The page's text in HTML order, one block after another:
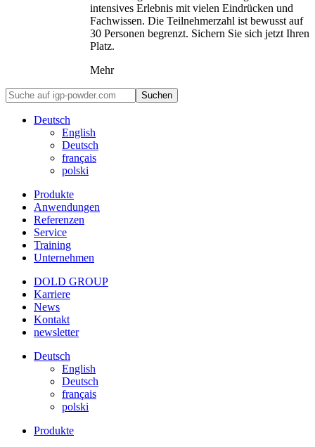
intensives Erlebnis mit vielen Eindrücken und
Fachwissen. Die Teilnehmerzahl ist bewusst auf
30 Personen begrenzt. Sichern Sie sich jetzt Ihren
Platz.
Mehr
Suchen
Deutsch
English
Deutsch
français
polski
Produkte
Anwendungen
Referenzen
Service
Training
Unternehmen
DOLD GROUP
Karriere
News
Kontakt
newsletter
Deutsch
English
Deutsch
français
polski
Produkte